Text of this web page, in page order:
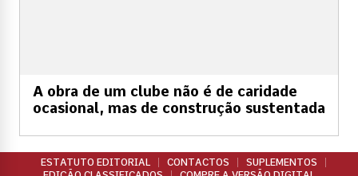
A obra de um clube não é de caridade
ocasional, mas de construção sustentada
ESTATUTO EDITORIAL CONTACTOS
SUPLEMENTOS